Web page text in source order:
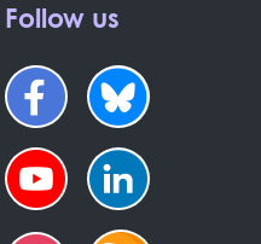
Follow us